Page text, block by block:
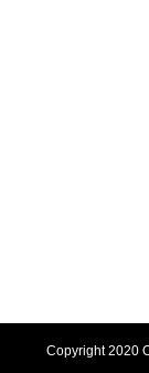
Copyright 2020